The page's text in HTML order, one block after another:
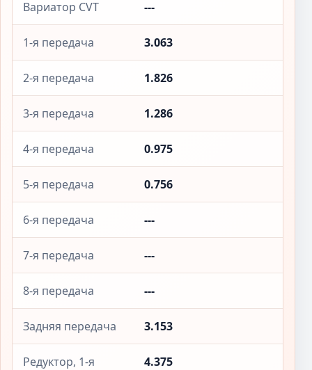
Вариатор CVT ---
1-я передача 3.063
2-я передача 1.826
3-я передача 1.286
4-я передача 0.975
5-я передача 0.756
6-я передача ---
7-я передача ---
8-я передача ---
Задняя передача 3.153
Редуктор, 1-я
4.375